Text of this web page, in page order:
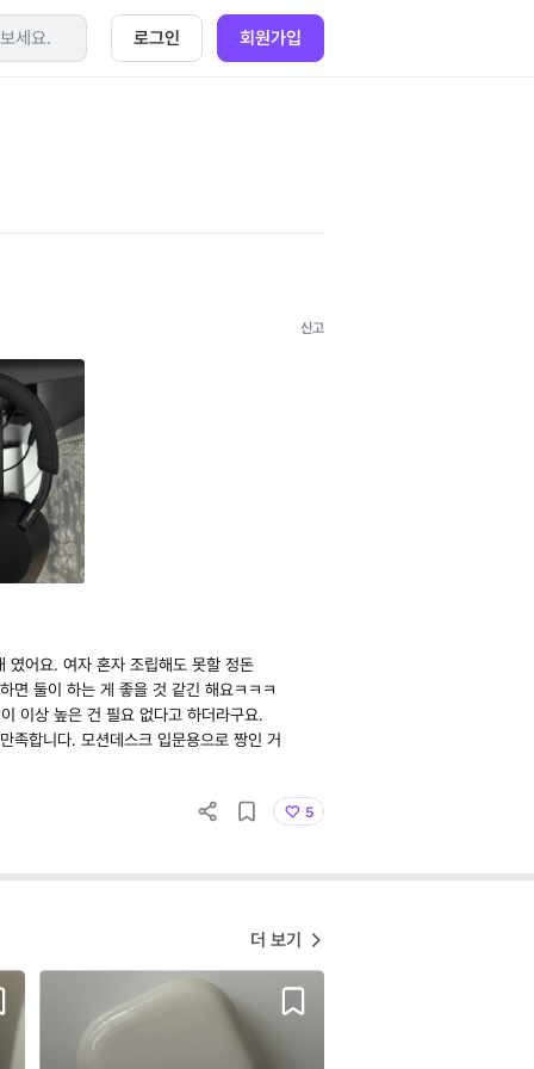
로그인 회원가입
신고
였어요. 여자 혼자 조립해도 못할 정돈
면 둘이 하는 게 좋을 것 같긴 해요ㅋㅋㅋ
이상 높은 건 필요 없다고 하더라구요.
족합니다. 모션데스크 입문용으로 짱인 거
5
더 보기